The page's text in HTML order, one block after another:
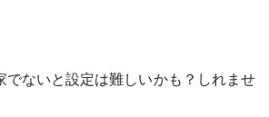
でないと設定は難しいかも？しれませ